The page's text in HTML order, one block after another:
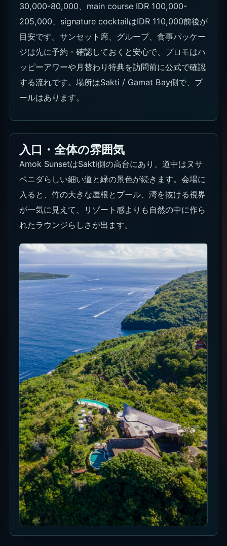
30,000-80,000、main course IDR 100,000-
205,000、signature cocktailはIDR 110,000前後が
目安です。サンセット席、グループ、食事パッケー
ジは先に予約・確認しておくと安心で、プロモはハ
ッピーアワーや月替わり特典を訪問前に公式で確認
する流れです。場所はSakti / Gamat Bay側で、プ
ールはあります。
入口・全体の雰囲気
Amok SunsetはSakti側の高台にあり、道中はヌサ
ペニダらしい細い道と緑の景色が続きます。会場に
入ると、竹の大きな屋根とプール、湾を抜ける視界
が一気に見えて、リゾート感よりも自然の中に作ら
れたラウンジらしさが出ます。